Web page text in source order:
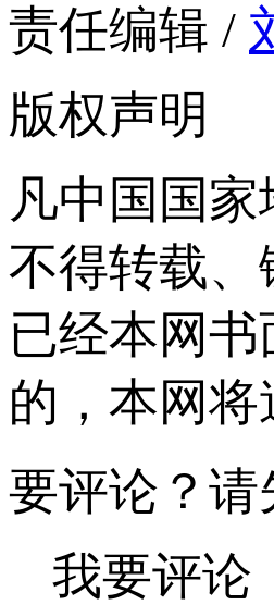
责任编辑 /
版权声明
凡中国国
不得转载
已经本网
的，本网
要评论？请
我要评论